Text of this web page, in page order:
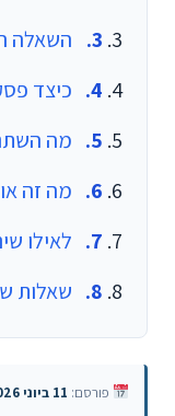
השאלה
כיצד
מה
מה זה
לאילו
שאלות
פורסם: 11 ביוני 2026